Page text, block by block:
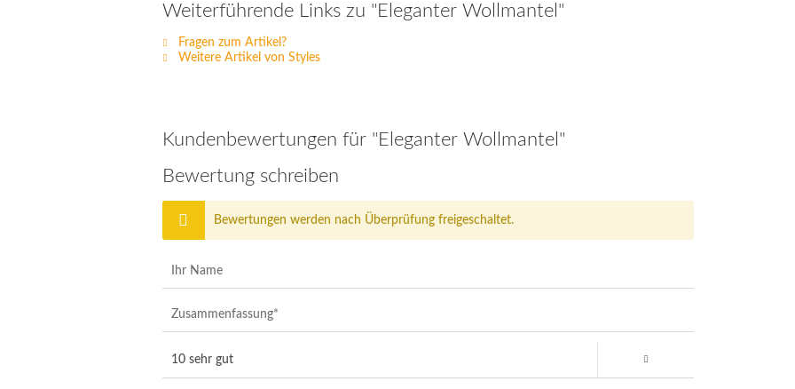
Weiterführende Links zu "Eleganter Wollmantel"
Fragen zum Artikel?
Weitere Artikel von Styles
Kundenbewertungen für "Eleganter Wollmantel"
Bewertung schreiben
Bewertungen werden nach Überprüfung freigeschaltet.